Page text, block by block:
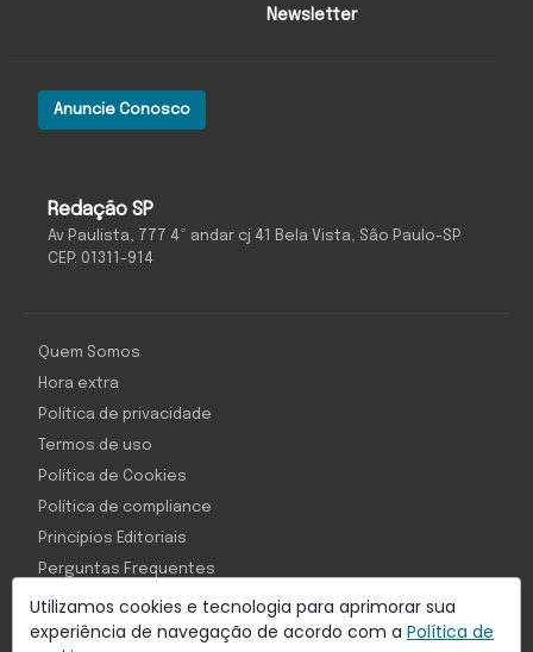
Utilizamos cookies e tecnologia para aprimorar sua
experiência de navegação de acordo com a Política de
Redação SP
Av Paulista, 777 4º andar cj 41 Bela Vista, São Paulo-SP
CEP: 01311-914
Anuncie Conosco
Newsletter
Quem Somos
Hora extra
Política de privacidade
Termos de uso
Política de Cookies
Política de compliance
Princípios Editoriais
Perguntas Frequentes